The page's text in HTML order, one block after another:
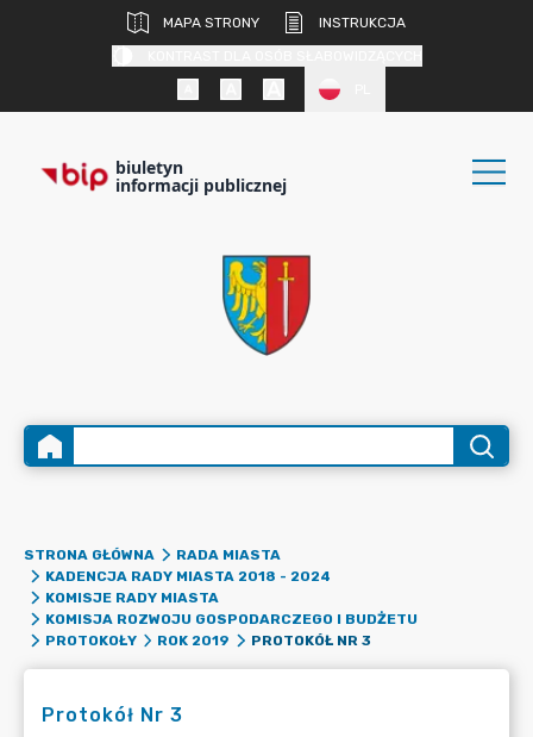
MAPA STRONY
INSTRUKCJA
biuletyn
informacji publicznej
STRONA GŁÓWNA
RADA MIASTA
KADENCJA RADY MIASTA 2018 - 2024
KOMISJE RADY MIASTA
KOMISJA ROZWOJU GOSPODARCZEGO I BUDŻETU
PROTOKOŁY
ROK 2019 PROTOKÓŁ NR 3
Protokół Nr 3